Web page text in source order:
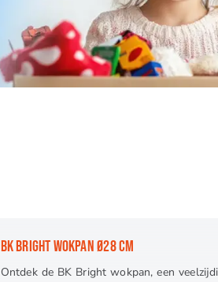
BK BRIGHT WOKPAN Ø28 CM
Ontdek de BK Bright wokpan, een